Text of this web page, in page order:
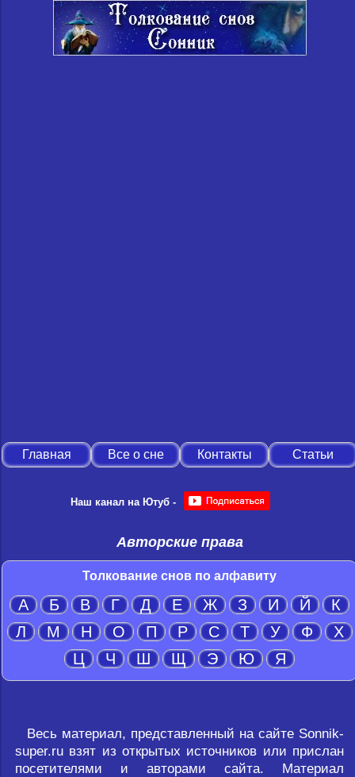
Главная Все о сне Контакты Статьи
Наш канал на Ютуб -
Авторские права
Толкование снов по алфавиту
А Б В Г Д Е Ж З И Й
К
Л
М Н О П Р С Т У Ф
Х
Ц
Ч Ш Щ Э Ю Я
Весь материал, представленный на сайте Sonnik-
super.ru взят из открытых источников или прислан
посетителями и авторами сайта. Материал